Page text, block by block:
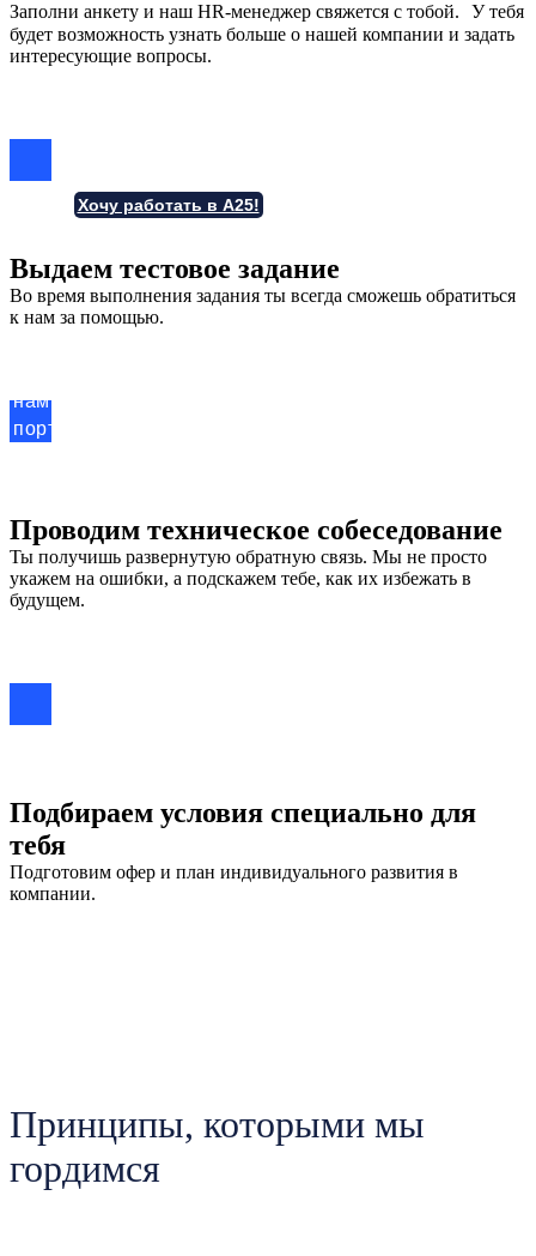
Хочу работать в А25!
Нет подходящей
тебе вакансии?
нам свои контакты, резюме,
портфолио или git с примерами
Заполни анкету и наш HR-менеджер свяжется с тобой. У тебя
будет возможность узнать больше о нашей компании и задать
интересующие вопросы.
Выдаем тестовое задание
Во время выполнения задания ты всегда сможешь обратиться
к нам за помощью.
Проводим техническое собеседование
Ты получишь развернутую обратную связь. Мы не просто
укажем на ошибки, а подскажем тебе, как их избежать в
будущем.
Подбираем условия специально для
тебя
Подготовим офер и план индивидуального развития в
компании.
Принципы, которыми мы
гордимся